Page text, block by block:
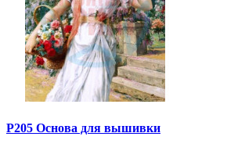
P205 Основа для вышивки